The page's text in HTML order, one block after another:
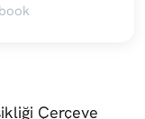
Çerçeve